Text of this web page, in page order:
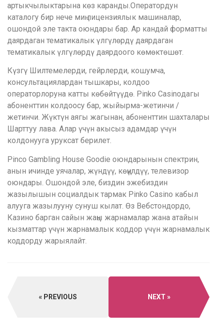
артыкчылыктарына көз каранды.Оператордун
каталогу бир нече миң лицензиялык машиналар,
ошондой эле такта оюндары бар. Ар кандай форматты
даярдаган тематикалык үлгүлөрдү даярдаган
тематикалык үлгүлөрдү даярдоого көмөктөшөт.
Күзгү Шилтемелерди, гейрлерди, кошумча,
консультациялардан тышкары, колдоо
операторлоруна катты көбөйтүүдө. Pinko Casinoдагы
абоненттин колдоосу бар, жыйырма-жетинчи /
жетинчи. Жүктүн аягы жагынан, абоненттин шахталары
Шарттуу лава. Алар үчүн акысыз адамдар үчүн
колдонууга уруксат берилет.
Pinco Gambling House Goodie оюндарынын спектрин,
анын ичинде уячалар, жүндүү, көңүлдүү, телевизор
оюндары. Ошондой эле, биздин эжебиздин
жазылышын социалдык тармак Pinko Casino кабыл
алууга жазылууну сунуш кылат. Өз Вебстондордо,
Казино барган сайын жаңы жарнамалар жана атайын
кызматтар үчүн жарнамалык коддор үчүн жарнамалык
коддорду жарыялайт.
PREVIOUS NEXT